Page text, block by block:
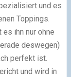
und es
Toppings.
ihn nur ohne
deswegen)
perfekt ist.
und wird in